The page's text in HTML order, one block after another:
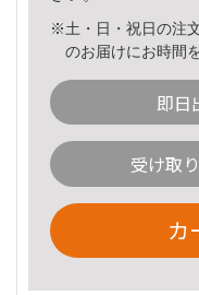
※土・日・祝日の注
のお届けにお時間
即日
受け取
カ